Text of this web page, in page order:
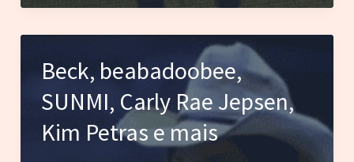
XCX,
JENNIE,
Pabllo
Vittar
mais
Beck, beabadoobee,
SUNMI, Carly Rae Jepsen,
Kim Petras e mais